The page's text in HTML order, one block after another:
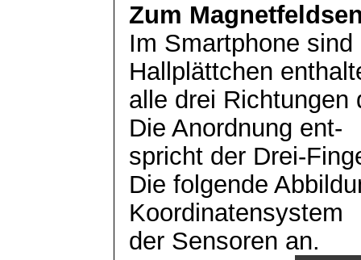
Zum
Im Smartphone
Hallplättchen
alle drei Richtungen
Die Anordnung ent-
spricht der Drei-
Die folgende
Koordinatensystem
der Sensoren an.